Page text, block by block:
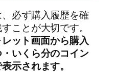
必ず購入履歴を確
ことが大切です。
ット画面から購入
いくら分のコイン
示されます。